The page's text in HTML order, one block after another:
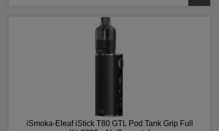
iSmoka-Eleaf iStick T80 GTL Pod Tank Grip Full